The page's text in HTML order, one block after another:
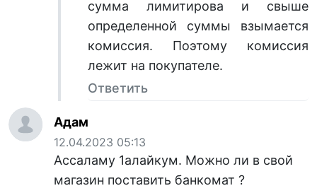
сумма лимитирова и свыше
определенной суммы взымается
комиссия. Поэтому комиссия
лежит на покупателе.
Ответить
Адам
12.04.2023 05:13
Ассаламу 1алайкум. Можно ли в свой
магазин поставить банкомат ?